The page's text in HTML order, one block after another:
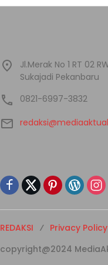
Jl.Merak No 1 RT 02
Sukajadi Pekanbaru
0821-6997-3832
REDAKSI Privacy Policy
copyright@2024